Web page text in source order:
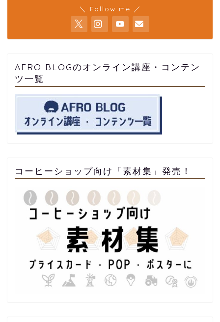
＼ Follow me ／
AFRO BLOGのオンライン講座・コンテン
ツ一覧
コーヒーショップ向け「素材集」発売！